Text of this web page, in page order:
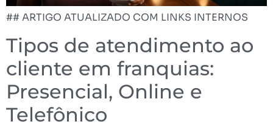
## ARTIGO ATUALIZADO COM LINKS INTERNOS
Tipos de atendimento ao
cliente em franquias:
Presencial, Online e
Telefônico